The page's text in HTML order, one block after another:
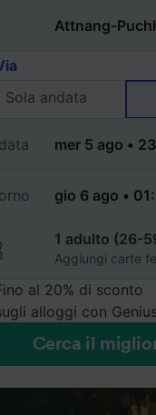
Sola andata
1 adulto (26-
Aggiungi carte
al 20% di sconto
alloggi con
Cerca il